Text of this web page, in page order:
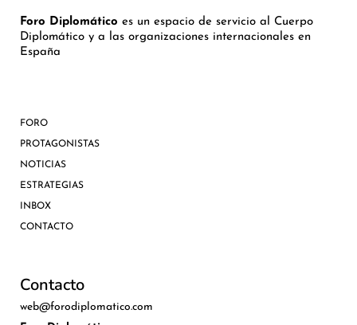
Foro Diplomático es un espacio de servicio al Cuerpo
Diplomático y a las organizaciones internacionales en
España
FORO
PROTAGONISTAS
NOTICIAS
ESTRATEGIAS
INBOX
CONTACTO
Contacto
web@forodiplomatico.com